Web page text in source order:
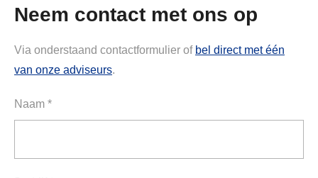
Neem contact met ons op
Via onderstaand contactformulier of bel direct met één
van onze adviseurs.
Naam *